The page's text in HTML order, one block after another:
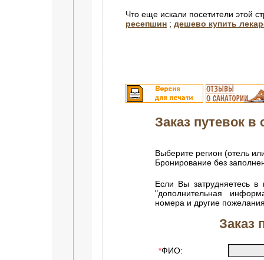
Что еще искали посетители этой
ресепшин ; дешево купить
Заказ путевок в
Выберите регион (отель
Бронирование без
Если Вы затрудняетесь
"дополнительная
номера и другие
Заказ
*ФИО: